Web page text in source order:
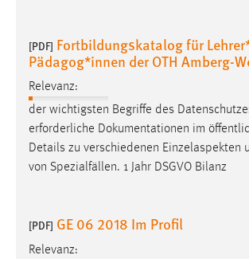
[PDF] Fortbildungskatalog für
Pädagog*innen der OTH Amberg-
Relevanz:
der wichtigsten Begriffe des
erforderliche Dokumentationen im
Details zu verschiedenen Einzelaspekten
von Spezialfällen. 1 Jahr DSGVO Bilanz
[PDF] GE 06 2018 Im Profil
Relevanz: